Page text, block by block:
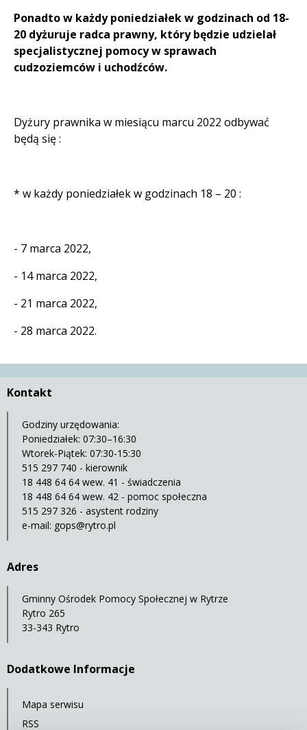
Ponadto w każdy poniedziałek w godzinach od 18-
20 dyżuruje radca prawny, który będzie udzielał
specjalistycznej pomocy w sprawach
cudzoziemców i uchodźców.
Dyżury prawnika w miesiącu marcu 2022 odbywać
będą się :
* w każdy poniedziałek w godzinach 18 – 20 :
- 7 marca 2022,
- 14 marca 2022,
- 21 marca 2022,
- 28 marca 2022.
Kontakt
Godziny urzędowania:
Poniedziałek: 07:30–16:30
Wtorek-Piątek: 07:30-15:30
515 297 740 - kierownik
18 448 64 64 wew. 41 - świadczenia
18 448 64 64 wew. 42 - pomoc społeczna
515 297 326 - asystent rodziny
e-mail: gops@rytro.pl
Adres
Gminny Ośrodek Pomocy Społecznej w Rytrze
Rytro 265
33-343 Rytro
Dodatkowe Informacje
Mapa serwisu
RSS